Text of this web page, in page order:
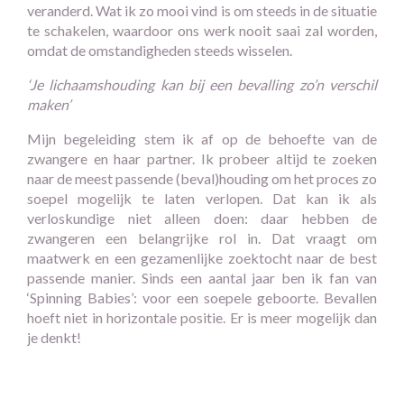
veranderd. Wat ik zo mooi vind is om steeds in de situatie
te schakelen, waardoor ons werk nooit saai zal worden,
omdat de omstandigheden steeds wisselen.
‘Je lichaamshouding kan bij een bevalling zo’n verschil
maken’
Mijn begeleiding stem ik af op de behoefte van de
zwangere en haar partner. Ik probeer altijd te zoeken
naar de meest passende (beval)houding om het proces zo
soepel mogelijk te laten verlopen. Dat kan ik als
verloskundige niet alleen doen: daar hebben de
zwangeren een belangrijke rol in. Dat vraagt om
maatwerk en een gezamenlijke zoektocht naar de best
passende manier. Sinds een aantal jaar ben ik fan van
‘Spinning Babies’: voor een soepele geboorte. Bevallen
hoeft niet in horizontale positie. Er is meer mogelijk dan
je denkt!